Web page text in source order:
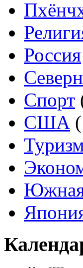
Россия
Спорт
США